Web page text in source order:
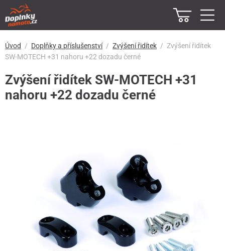
Úvod Doplňky a příslušenství Zvýšení řidítek
Zvýšení řidítek
SW-MOTECH +31 nahoru +22 dozadu černé
Zvýšení řidítek SW-MOTECH +31
nahoru +22 dozadu černé